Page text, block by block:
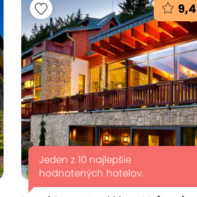
9,4
Jeden z 10 najlepšie
hodnotených hotelov.